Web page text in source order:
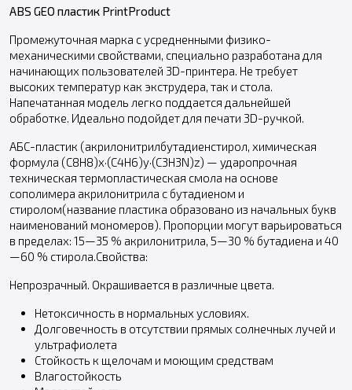
ABS GEO пластик PrintProduct
Промежуточная марка с усредненными физико-
механическими свойствами, специально разработана для
начинающих пользователей 3D-принтера. Не требует
высоких температур как экструдера, так и стола.
Напечатанная модель легко поддается дальнейшей
обработке. Идеально подойдет для печати 3D-ручкой.
АБС-пластик (акрилонитрилбутадиенстирол, химическая
формула (C8H8)x·(C4H6)y·(C3H3N)z) — ударопрочная
техническая термопластическая смола на основе
сополимера акрилонитрила с бутадиеном и
стиролом(название пластика образовано из начальных букв
наименований мономеров). Пропорции могут варьироваться
в пределах: 15—35 % акрилонитрила, 5—30 % бутадиена и 40
—60 % стирола.Свойства:
Непрозрачный. Окрашивается в различные цвета.
Нетоксичность в нормальных условиях.
Долговечность в отсутствии прямых солнечных лучей и
ультрафиолета
Стойкость к щелочам и моющим средствам
Влагостойкость